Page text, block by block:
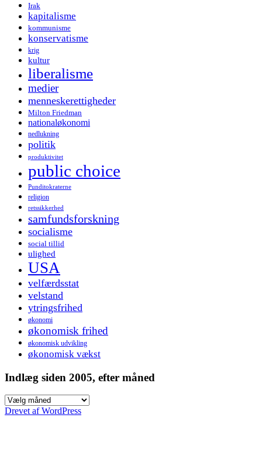
Irak
kapitalisme
kommunisme
konservatisme
krig
kultur
liberalisme
medier
menneskerettigheder
Milton Friedman
nationaløkonomi
nedlukning
politik
produktivitet
public choice
Punditokraterne
religion
retssikkerhed
samfundsforskning
socialisme
social tillid
ulighed
USA
velfærdsstat
velstand
ytringsfrihed
økonomi
økonomisk frihed
økonomisk udvikling
økonomisk vækst
Indlæg siden 2005, efter måned
Indlæg
siden
Drevet af WordPress